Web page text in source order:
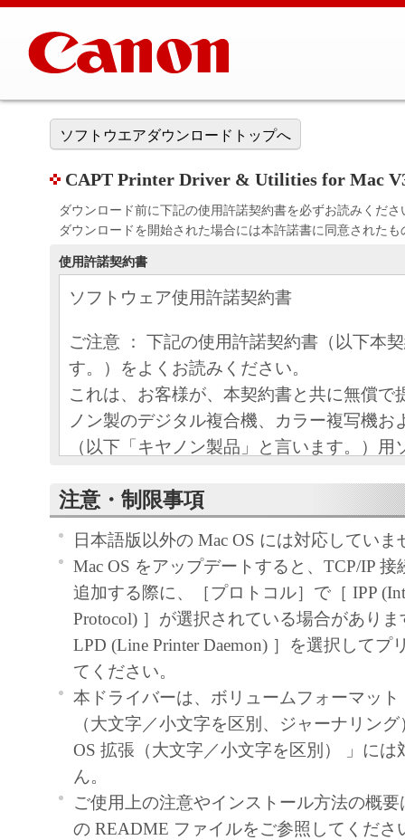
ソフトウエアダウンロードトップへ
CAPT Printer Driver & Utilities for Mac
ダウンロード前に下記の使用許諾契約書を必ずお読みくださ
ダウンロードを開始された場合には本許諾書に同意された
使用許諾契約書
ソフトウェア使用許諾契約書
ご注意 ： 下記の使用許諾契約書（以下本
す。）をよくお読みください。
これは、お客様が、本契約書と共に無償で
ノン製のデジタル複合機、カラー複写機お
（以下「キヤノン製品」と言います。）用
以下「本ソフトウェア」と言います。）を
す。）との間の契約書です。
お客様は、『同意』を示す下記のボタンを
点、または「本ソフトウェア」のインスト
をもって、本契約書に同意したことになり
お客様が本契約書に同意できない場合、「
ア」を使用することはできません。
１．許諾
(1) キヤノンは、お客様が「キヤノン製品
のために、「キヤノン製品」に直接または
通じ接続される複数のコンピューター（以
注意・制限事項
日本語版以外の Mac OS には対応していま
Mac OS をアップデートすると、TCP/IP
追加する際に、［プロトコル］で［ IPP
Protocol) ］が選択されている場合があり
LPD (Line Printer Daemon) ］を選択してプ
てください。
本ドライバーは、ボリュームフォーマット
（大文字／小文字を区別、ジャーナリン
OS 拡張（大文字／小文字を区別） 」には
ん。
ご使用上の注意やインストール方法の概
の README ファイルをご参照してくださ